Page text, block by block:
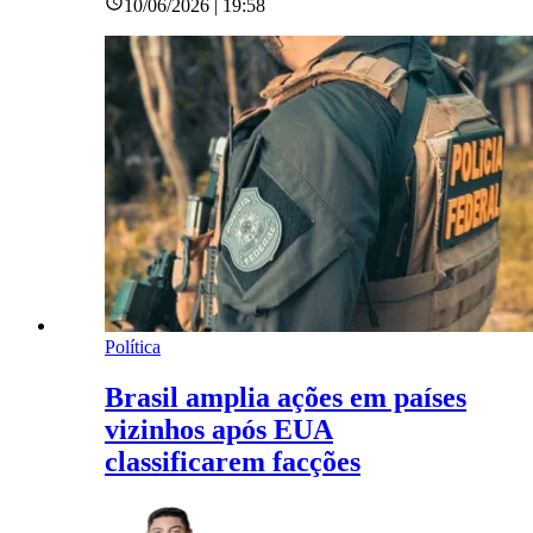
10/06/2026 | 19:58
Política
Brasil amplia ações em países
vizinhos após EUA
classificarem facções